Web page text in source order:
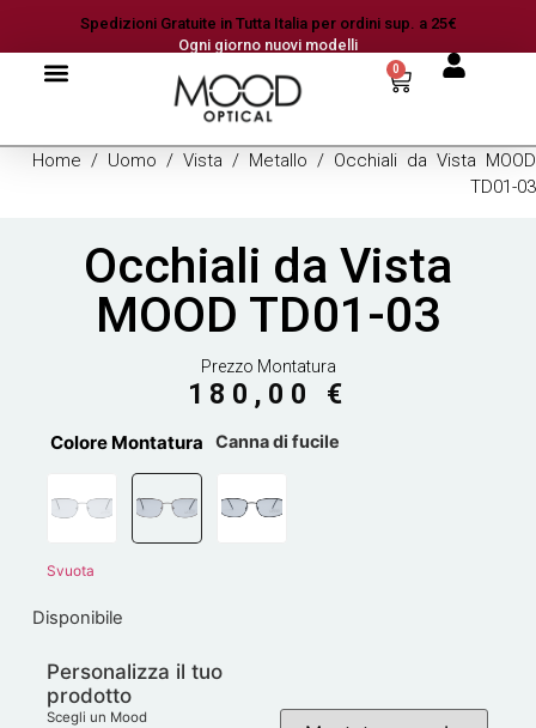
Spedizioni Gratuite in Tutta Italia per ordini sup. a 25€
Ogni giorno nuovi modelli
0
Home / Uomo / Vista / Metallo / Occhiali da Vista MOOD
TD01-03
Occhiali da Vista
MOOD TD01-03
Prezzo Montatura
180,00 €
Colore Montatura Canna di fucile
Svuota
Disponibile
Personalizza il tuo
prodotto
Scegli un Mood